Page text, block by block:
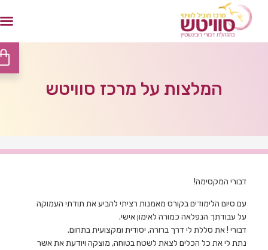
המלצות על מרכז סוויטש
דבורי המקסימה!
עם סיום הלימודים בקורס מאמנות רציתי להביע את תודתי העמוקה
על עבודתך הנפלאה כמורה לאימון אישי.
דבורי ! את סללת לי דרך ברורה, יסודית ומקצועית בתחום.
נתת לי את כל הכלים לצאת לשטח בטוחה, מוצקה ויודעת את אשר